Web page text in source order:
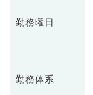
勤務曜日
勤務体系